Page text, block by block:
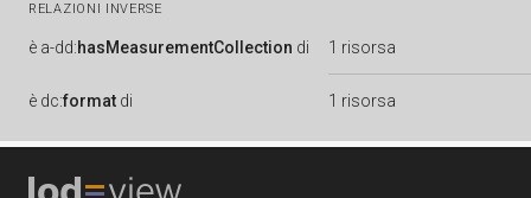
RELAZIONI INVERSE
è a-dd:hasMeasurementCollection di 1 risorsa
è dc:format di 1 risorsa